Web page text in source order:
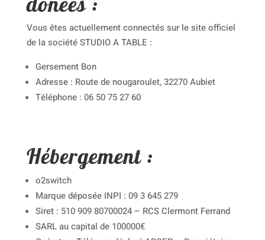
Vous êtes actuellement connectés sur le site officiel
de la société STUDIO A TABLE :
Gersement Bon
Adresse : Route de nougaroulet, 32270 Aubiet
Téléphone : 06 50 75 27 60
Hébergement :
o2switch
Marque déposée INPI : 09 3 645 279
Siret : 510 909 80700024 – RCS Clermont Ferrand
SARL au capital de 100000€